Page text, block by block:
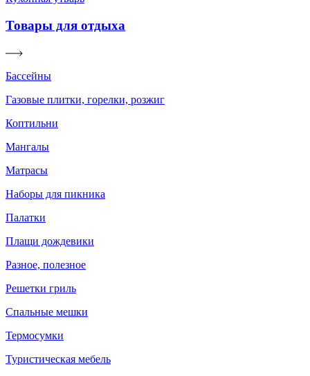
Товары для отдыха
Бассейны
Газовые плитки, горелки, розжиг
Коптильни
Мангалы
Матрасы
Наборы для пикника
Палатки
Плащи дождевики
Разное, полезное
Решетки гриль
Спальные мешки
Термосумки
Туристическая мебель